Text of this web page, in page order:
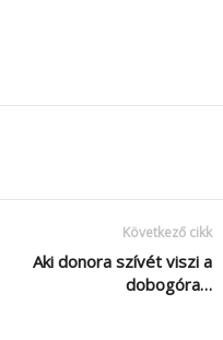
Következő cikk
Aki donora szívét viszi a
dobogóra…